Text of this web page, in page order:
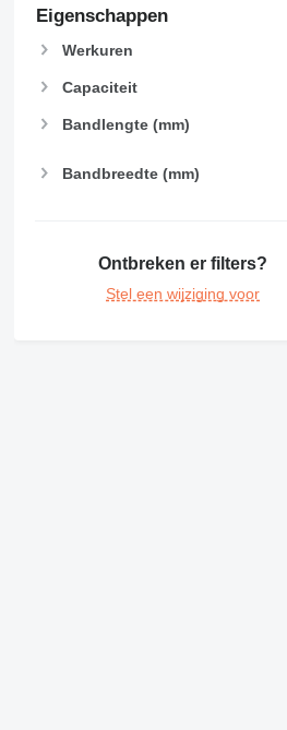
Eigenschappen
Werkuren
Capaciteit
Bandlengte (mm)
Bandbreedte (mm)
Ontbreken er filters?
Stel een wijziging voor